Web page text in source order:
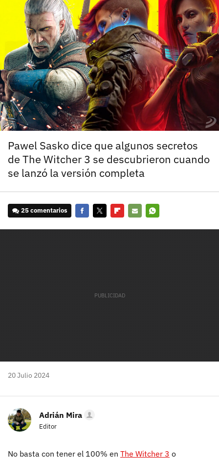
Pawel Sasko dice que algunos secretos
de The Witcher 3 se descubrieron cuando
se lanzó la versión completa
25 comentarios
20 Julio 2024
Adrián Mira
Editor
No basta con tener el 100% en The Witcher 3 o
¿Todavía no tienes cuenta?
Regístrate gratis
El inicio de sesión con Facebook ya no está
disponible, pero puedes seguir usando tu cuenta
de 3DJuegos:
Recupera tu acceso con Facebook
carácter inicial), pero no mayúsculas, espacios, tildes
o caracteres especiales.
He leído y acepto lapolitica de privacidad y
de participación
Registrarse en 3DJuegos
Entra con Google
¿Ya tienes cuenta?